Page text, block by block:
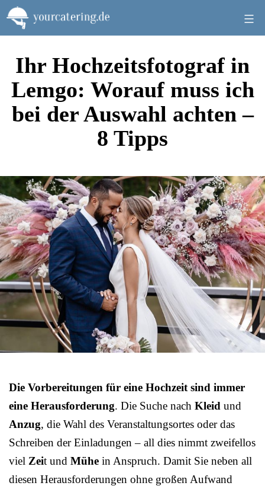
Zum
Inhalt
springen
Ihr Hochzeitsfotograf in
Lemgo: Worauf muss ich
bei der Auswahl achten –
8 Tipps
Die Vorbereitungen für eine Hochzeit sind immer
eine Herausforderung. Die Suche nach Kleid und
Anzug, die Wahl des Veranstaltungsortes oder das
Schreiben der Einladungen – all dies nimmt zweifellos
viel Zeit und Mühe in Anspruch. Damit Sie neben all
diesen Herausforderungen ohne großen Aufwand